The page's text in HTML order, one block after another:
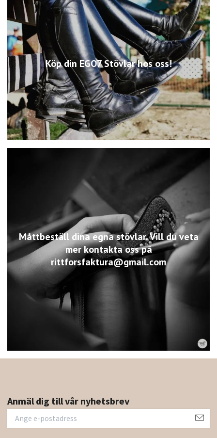
Köp din EGO7 Stövlar hos oss!
Måttbeställ dina egna stövlar. Vill du veta
mer kontakta oss på
rittforsfaktura@gmail.com
Anmäl dig till vår nyhetsbrev